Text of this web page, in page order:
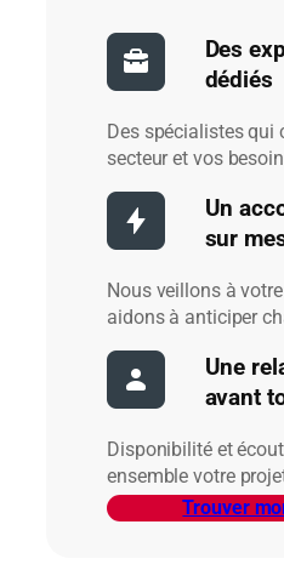
Des
dédiés
Des spécialistes qui
secteur et vos
Un
sur
Nous veillons à
aidons à anticiper
Une
avant
Disponibilité et
ensemble votre
Trouver